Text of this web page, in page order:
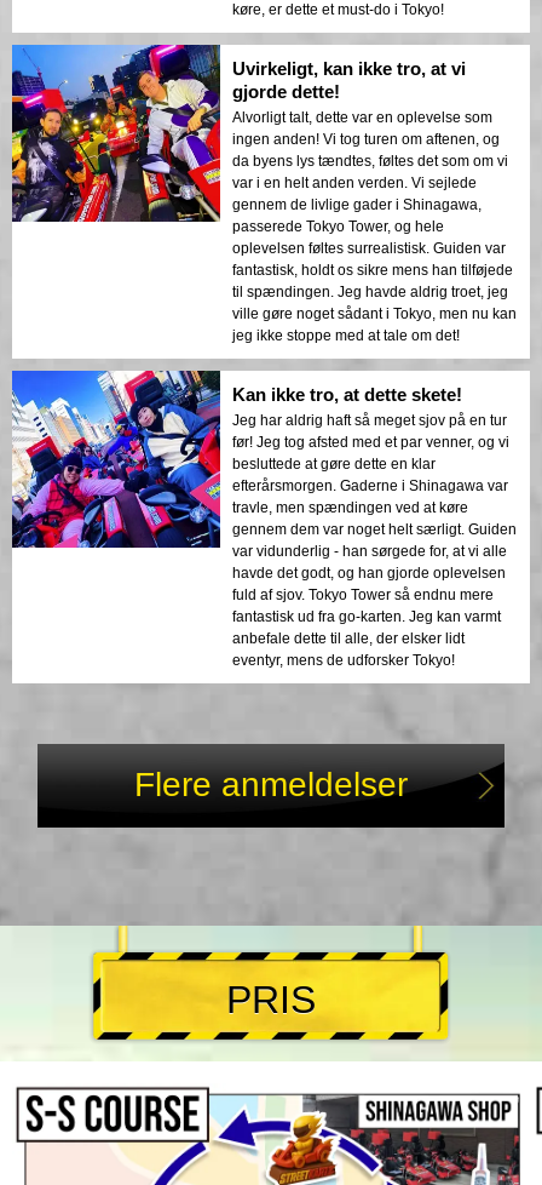
køre, er dette et must-do i Tokyo!
Uvirkeligt, kan ikke tro, at vi
gjorde dette!
Alvorligt talt, dette var en oplevelse som
ingen anden! Vi tog turen om aftenen, og
da byens lys tændtes, føltes det som om vi
var i en helt anden verden. Vi sejlede
gennem de livlige gader i Shinagawa,
passerede Tokyo Tower, og hele
oplevelsen føltes surrealistisk. Guiden var
fantastisk, holdt os sikre mens han tilføjede
til spændingen. Jeg havde aldrig troet, jeg
ville gøre noget sådant i Tokyo, men nu kan
jeg ikke stoppe med at tale om det!
Kan ikke tro, at dette skete!
Jeg har aldrig haft så meget sjov på en tur
før! Jeg tog afsted med et par venner, og vi
besluttede at gøre dette en klar
efterårsmorgen. Gaderne i Shinagawa var
travle, men spændingen ved at køre
gennem dem var noget helt særligt. Guiden
var vidunderlig - han sørgede for, at vi alle
havde det godt, og han gjorde oplevelsen
fuld af sjov. Tokyo Tower så endnu mere
fantastisk ud fra go-karten. Jeg kan varmt
anbefale dette til alle, der elsker lidt
eventyr, mens de udforsker Tokyo!
Flere anmeldelser
PRIS